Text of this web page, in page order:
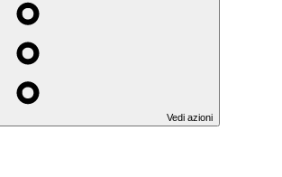
Vedi azioni